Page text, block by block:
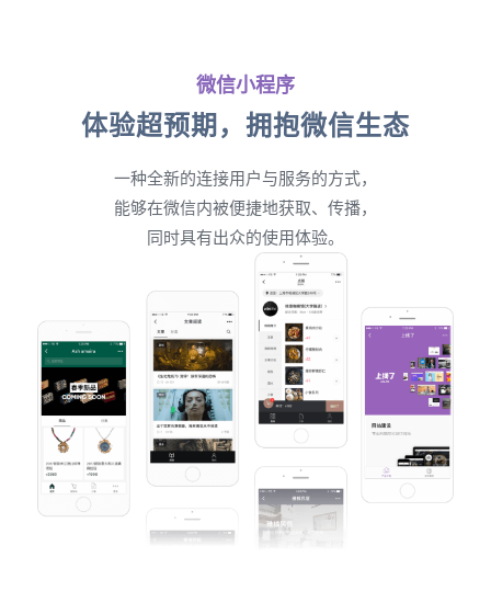
微信小程序
体验超预期，拥抱微信生态
一种全新的连接用户与服务的方式，
能够在微信内被便捷地获取、传播，
同时具有出众的使用体验。